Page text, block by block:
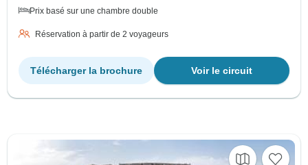
Prix basé sur une chambre double
Réservation à partir de 2 voyageurs
Voir le circuit
Télécharger la brochure